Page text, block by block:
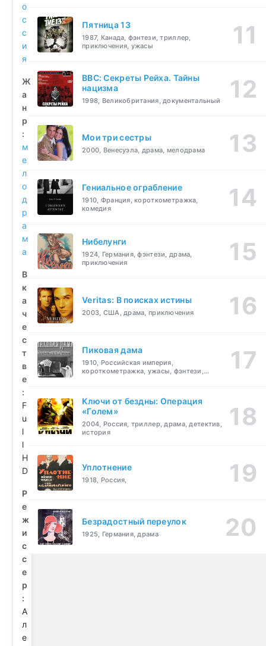
о
с
с
и
я
Ж
а
н
р
:
м
е
л
о
д
р
а
м
а
В
к
а
ч
е
с
т
в
е
:
F
u
l
l
H
D
Р
е
ж
и
с
с
е
р
:
А
л
е
Пятница 13
1987, Канада, фэнтези, триллер,
приключения, ужасы
BBC: Секреты Рейха. Тайны
нацизма
1998, Великобритания, документальный
Мои три сестры
2000, Венесуэла, драма, мелодрама
Гениальное ограбление
1910, Франция, короткометражка,
комедия
Нибелунги
1924, Германия, фэнтези, драма,
приключения
Veritas: В поисках истины
2003, США, драма, приключения
Пиковая дама
1910, Российская империя,
короткометражка, ужасы, фэнтези,
Ключи от бездны: Операция
«Голем»
2004, Россия, триллер, драма, детектив,
история
Уплотнение
1918, Россия,
Безрадостный переулок
1925, Германия, драма